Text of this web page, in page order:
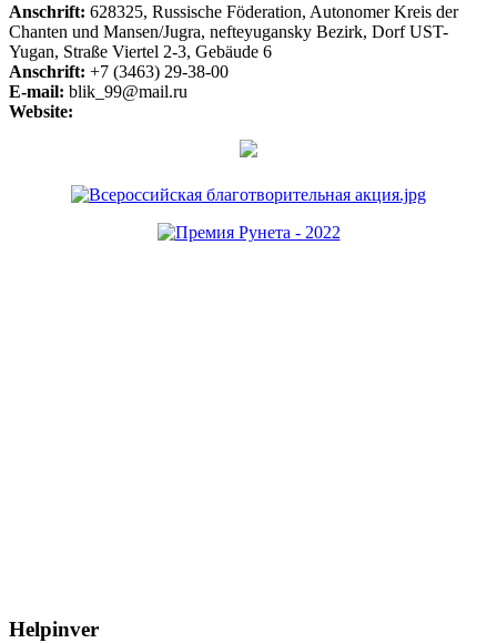
Anschrift: 628325, Russische Föderation, Autonomer Kreis der
Chanten und Mansen/Jugra, nefteyugansky Bezirk, Dorf UST-
Yugan, Straße Viertel 2-3, Gebäude 6
Anschrift: +7 (3463) 29-38-00
E-mail: blik_99@mail.ru
Website:
Helpinver